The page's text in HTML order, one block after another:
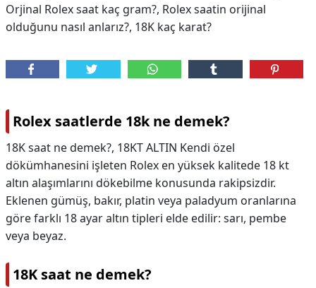
Orjinal Rolex saat kaç gram?, Rolex saatin orijinal
olduğunu nasıl anlarız?, 18K kaç karat?
Rolex saatlerde 18k ne demek?
18K saat ne demek?, 18KT ALTIN Kendi özel
dökümhanesini işleten Rolex en yüksek kalitede 18 kt
altın alaşımlarını dökebilme konusunda rakipsizdir.
Eklenen gümüş, bakır, platin veya paladyum oranlarına
göre farklı 18 ayar altın tipleri elde edilir: sarı, pembe
veya beyaz.
18K saat ne demek?